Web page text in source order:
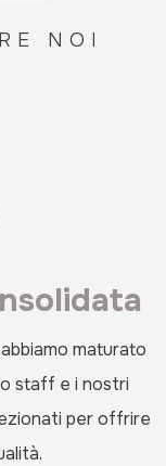
NOI
maturato
staff e i nostri
per offrire